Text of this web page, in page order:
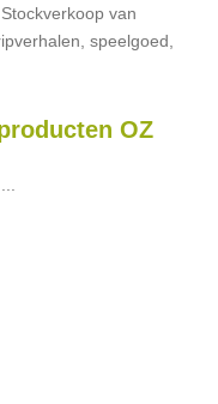
Stockverkoop van
speelgoed,
OZ